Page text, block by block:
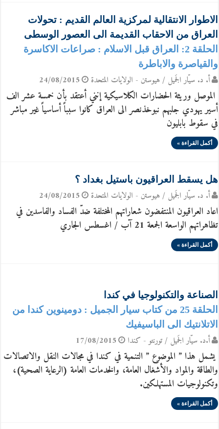
الاطوار الانتقالية لمركزية العالم القديم : تحولات
العراق من الاحقاب القديمة الى العصور الوسطى
الحلقة 2: العراق قبل الاسلام : صراعات الاكاسرة
والقياصرة والاباطرة
أ. د. سيّار الجَميل / هيوستن - الولايات المتحدة 24/08/2015
الموصل وريثة الحضارات الكلاسيكية إنني أعتقد بأن خمسة عشر الف
أسير يهودي جلبهم نبوخذنصر الى العراق كانوا سبباً أساسياً غير مباشر
في سقوط بابليون
أكمل القراءة »
هل يسقط العراقيون باستيل بغداد ؟
أ. د. سيّار الجَميل / هيوستن - الولايات المتحدة 24/08/2015
اعاد العراقيون المنتفضون شعاراتهم المختلفة ضدّ الفساد والفاسدين في
تظاهراتهم الواسعة الجمعة 21 آب / اغسطس الجاري
أكمل القراءة »
الصناعة والتكنولوجيا في كندا
الحلقة 25 من كتاب سيار الجميل : دومينوين كندا من
الاتلانتيك الى الباسيفيك
أ.د. سيّار الجَميل / تورنتو - كندا 17/08/2015
يشمل هذا ” الموضوع ” التنمية في كندا في مجالات النقل والاتصالات
والطاقة والمواد والأشغال العامة، والخدمات العامة (الرعاية الصحية)،
وتكنولوجيات المستهلكين.
أكمل القراءة »